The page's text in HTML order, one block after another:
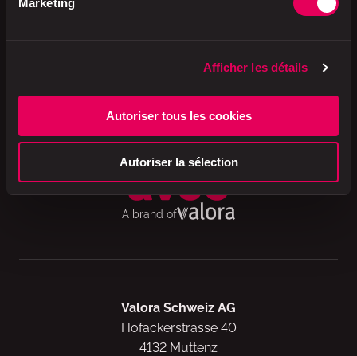
Afficher les détails
Autoriser tous les cookies
Autoriser la sélection
A brand of
Valora Schweiz AG
Hofackerstrasse 40
4132 Muttenz